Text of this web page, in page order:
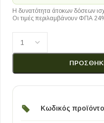
Η δυνατότητα άτοκων δόσεων
Οι τιμές περιλαμβάνουν ΦΠΑ
Κωδικός